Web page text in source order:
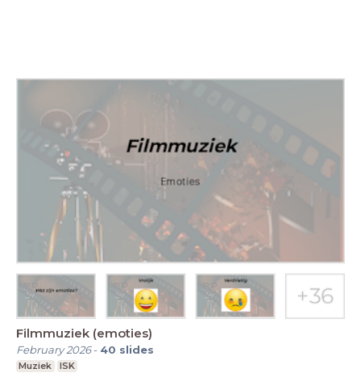
Filmmuziek (emoties)
February 2026- 40 slides
Muziek ISK